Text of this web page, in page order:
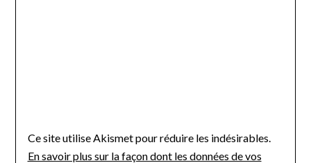
Ce site utilise Akismet pour réduire les indésirables.
En savoir plus sur la façon dont les données de vos